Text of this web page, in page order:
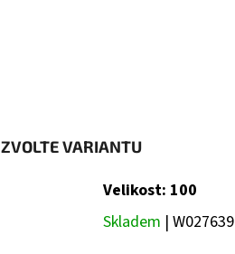
ZVOLTE VARIANTU
Velikost: 100
Skladem | W027639